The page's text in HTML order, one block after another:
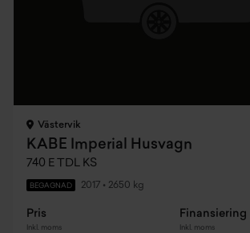
Västervik
KABE Imperial Husvagn
740 E TDL KS
BEGAGNAD 2017 • 2650 kg
Pris
Inkl. moms
Finansiering
Inkl. moms